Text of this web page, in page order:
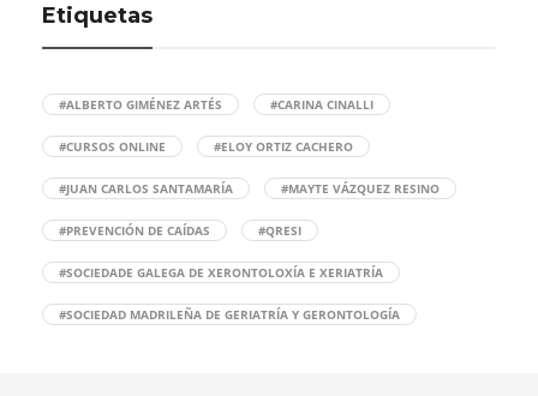
Etiquetas
#ALBERTO GIMÉNEZ ARTÉS #CARINA CINALLI
#CURSOS ONLINE #ELOY ORTIZ CACHERO
#JUAN CARLOS SANTAMARÍA #MAYTE VÁZQUEZ RESINO
#PREVENCIÓN DE CAÍDAS #QRESI
#SOCIEDADE GALEGA DE XERONTOLOXÍA E XERIATRÍA
#SOCIEDAD MADRILEÑA DE GERIATRÍA Y GERONTOLOGÍA